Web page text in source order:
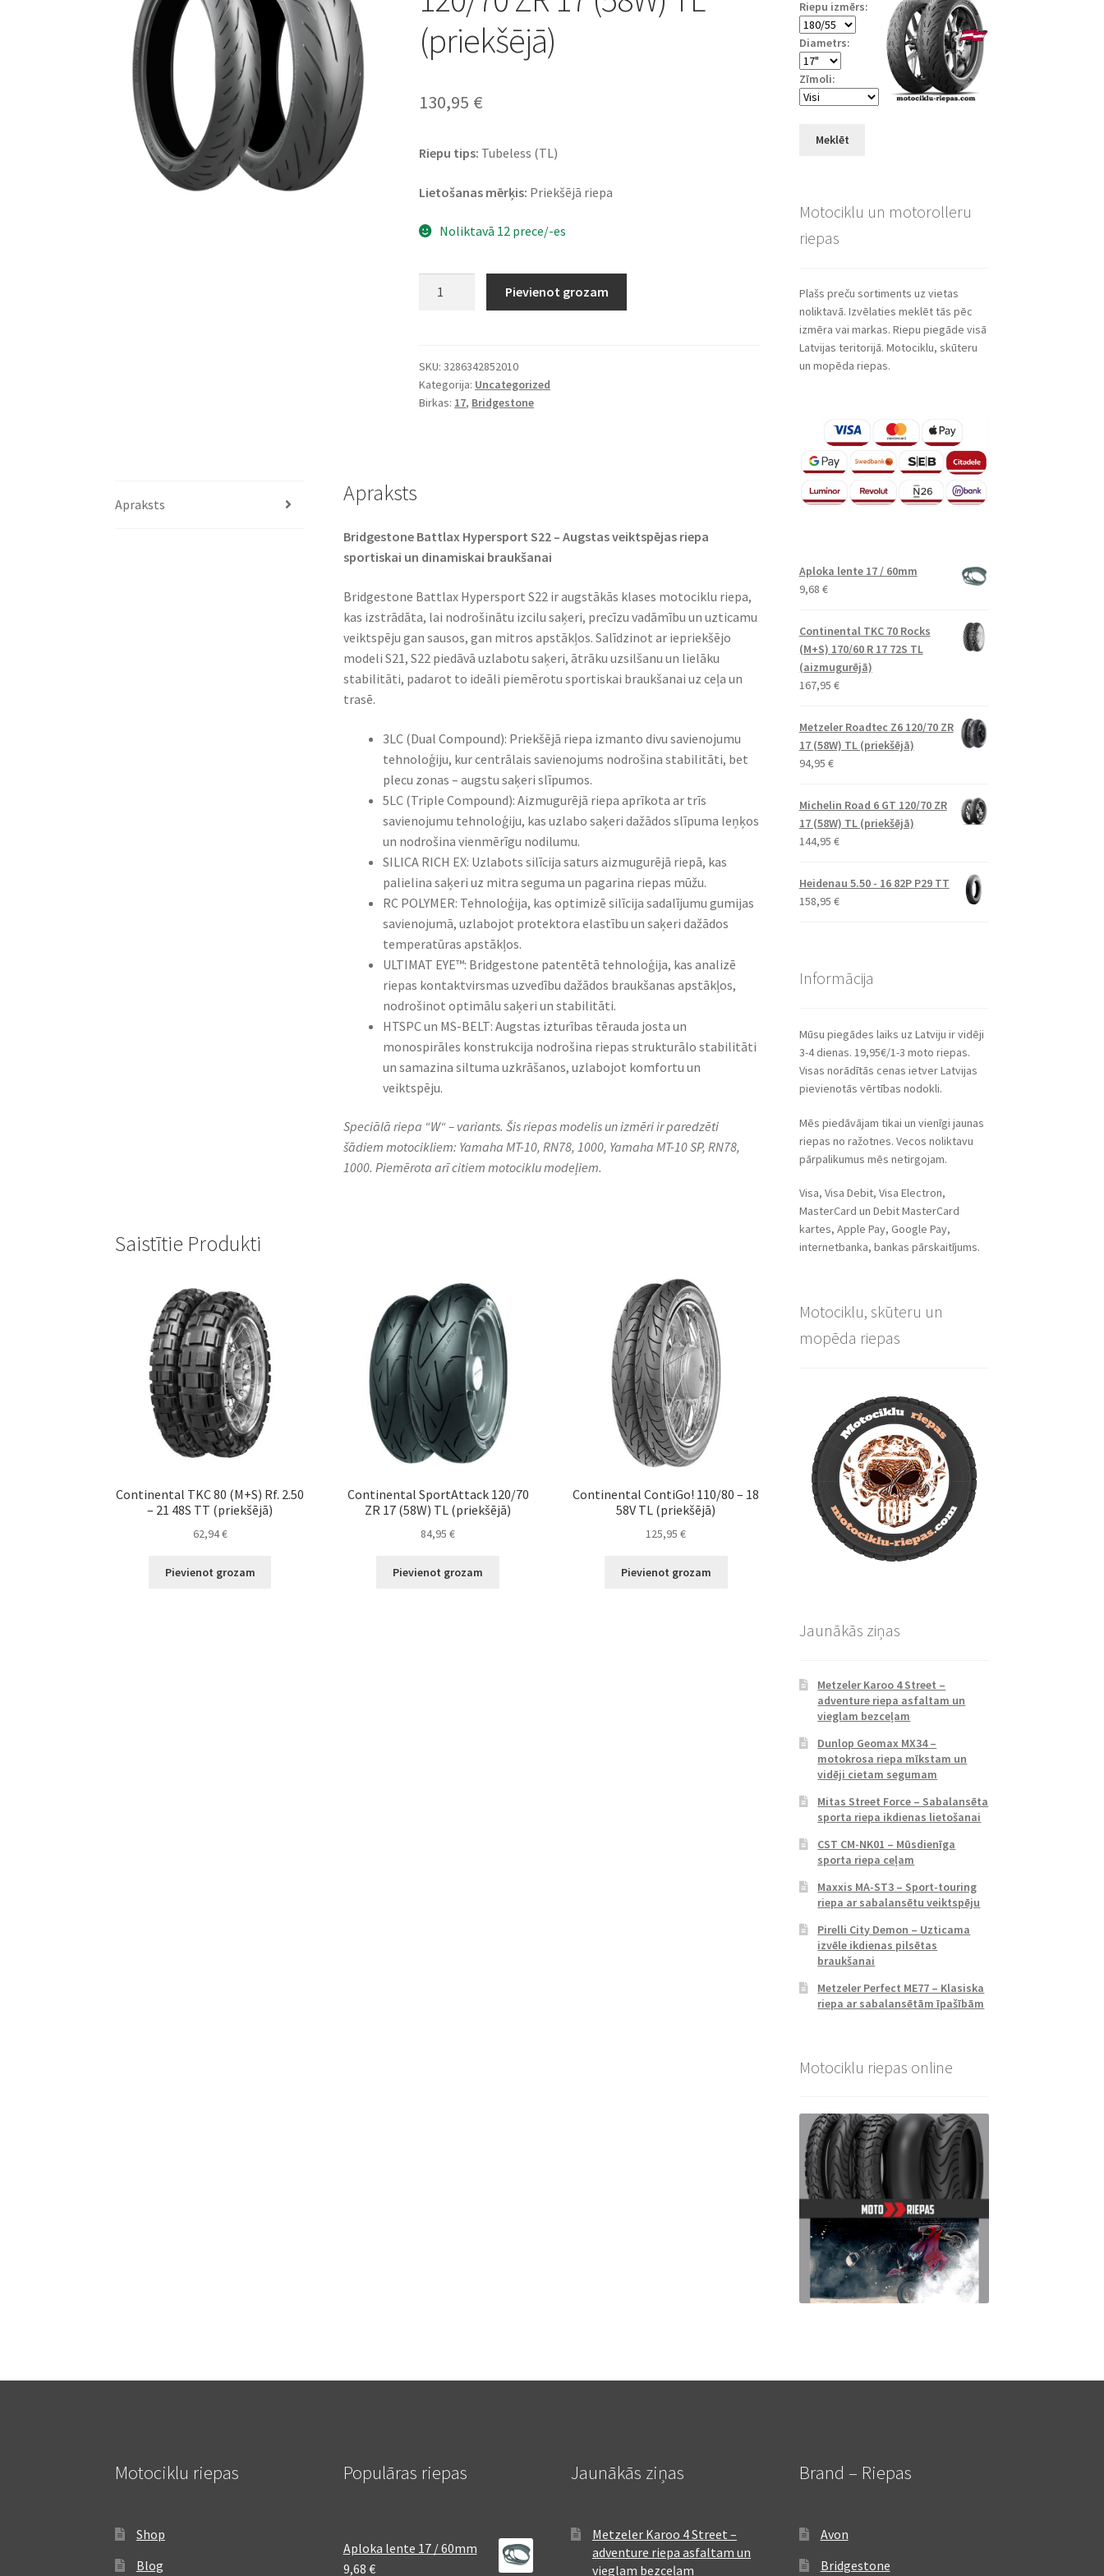
(priekšējā)
130,95 €
Riepu tips: Tubeless (TL)
Lietošanas mērķis: Priekšējā riepa
Noliktavā 12 prece/-es
120/70
ZR
17
Pievienot grozam
SKU:3286342852010
Kategorija: Uncategorized
Birkas: 17, Bridgestone
Apraksts Apraksts
Bridgestone Battlax Hypersport S22 – Augstas veiktspējas riepa
sportiskai un dinamiskai braukšanai​
Bridgestone Battlax Hypersport S22 ir augstākās klases motociklu riepa,
kas izstrādāta, lai nodrošinātu izcilu saķeri, precīzu vadāmību un uzticamu
veiktspēju gan sausos, gan mitros apstākļos. Salīdzinot ar iepriekšējo
modeli S21, S22 piedāvā uzlabotu saķeri, ātrāku uzsilšanu un lielāku
stabilitāti, padarot to ideāli piemērotu sportiskai braukšanai uz ceļa un
trasē.​
3LC (Dual Compound): Priekšējā riepa izmanto divu savienojumu
tehnoloģiju, kur centrālais savienojums nodrošina stabilitāti, bet
plecu zonas – augstu saķeri slīpumos.​
5LC (Triple Compound): Aizmugurējā riepa aprīkota ar trīs
savienojumu tehnoloģiju, kas uzlabo saķeri dažādos slīpuma leņķos
un nodrošina vienmērīgu nodilumu.​
SILICA RICH EX: Uzlabots silīcija saturs aizmugurējā riepā, kas
palielina saķeri uz mitra seguma un pagarina riepas mūžu.​
RC POLYMER: Tehnoloģija, kas optimizē silīcija sadalījumu gumijas
savienojumā, uzlabojot protektora elastību un saķeri dažādos
temperatūras apstākļos.​
ULTIMAT EYE™: Bridgestone patentētā tehnoloģija, kas analizē
riepas kontaktvirsmas uzvedību dažādos braukšanas apstākļos,
nodrošinot optimālu saķeri un stabilitāti.​
HTSPC un MS-BELT: Augstas izturības tērauda josta un
monospirāles konstrukcija nodrošina riepas strukturālo stabilitāti
un samazina siltuma uzkrāšanos, uzlabojot komfortu un
veiktspēju.​
Speciālā riepa “W“ – variants. Šis riepas modelis un izmēri ir paredzēti
šādiem motocikliem: Yamaha MT-10, RN78, 1000, Yamaha MT-10 SP, RN78,
1000. Piemērota arī citiem motociklu modeļiem.
Saistītie Produkti
Continental TKC 80 (M+S) Rf. 2.50
– 21 48S TT (priekšējā)
62,94€
Pievienot grozam
Continental SportAttack 120/70
ZR 17 (58W) TL (priekšējā)
84,95€
Pievienot grozam
Continental ContiGo! 110/80 – 18
58V TL (priekšējā)
125,95€
Pievienot grozam
Riepu izmērs:
Diametrs:
Zīmoli:
Meklēt
Motociklu un motorolleru
riepas
Plašs preču sortiments uz vietas
noliktavā. Izvēlaties meklēt tās pēc
izmēra vai markas. Riepu piegāde visā
Latvijas teritorijā. Motociklu, skūteru
un mopēda riepas.
Aploka lente 17 / 60mm
9,68 €
Continental TKC 70 Rocks
(M+S) 170/60 R 17 72S TL
(aizmugurējā)
167,95 €
Metzeler Roadtec Z6 120/70 ZR
17 (58W) TL (priekšējā)
94,95 €
Michelin Road 6 GT 120/70 ZR
17 (58W) TL (priekšējā)
144,95 €
Heidenau 5.50 - 16 82P P29 TT
158,95 €
Informācija
Mūsu piegādes laiks uz Latviju ir vidēji
3-4 dienas. 19,95€/1-3 moto riepas.
Visas norādītās cenas ietver Latvijas
pievienotās vērtības nodokli.
Mēs piedāvājam tikai un vienīgi jaunas
riepas no ražotnes. Vecos noliktavu
pārpalikumus mēs netirgojam.
Visa, Visa Debit, Visa Electron,
MasterCard un Debit MasterCard
kartes, Apple Pay, Google Pay,
internetbanka, bankas pārskaitījums.
Motociklu, skūteru un
mopēda riepas
Jaunākās ziņas
Metzeler Karoo 4 Street –
adventure riepa asfaltam un
vieglam bezceļam
Dunlop Geomax MX34 –
motokrosa riepa mīkstam un
vidēji cietam segumam
Mitas Street Force – Sabalansēta
sporta riepa ikdienas lietošanai
CST CM-NK01 – Mūsdienīga
sporta riepa ceļam
Maxxis MA-ST3 – Sport-touring
riepa ar sabalansētu veiktspēju
Pirelli City Demon – Uzticama
izvēle ikdienas pilsētas
braukšanai
Metzeler Perfect ME77 – Klasiska
riepa ar sabalansētām īpašībām
Motociklu riepas online
Motociklu riepas
Shop
Blog
Populāras riepas
Aploka lente 17 / 60mm
9,68 €
Jaunākās ziņas
Metzeler Karoo 4 Street –
adventure riepa asfaltam un
vieglam bezceļam
Brand – Riepas
Avon
Bridgestone